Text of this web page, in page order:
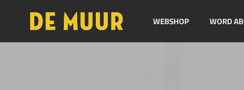
WEBSHOP WORD